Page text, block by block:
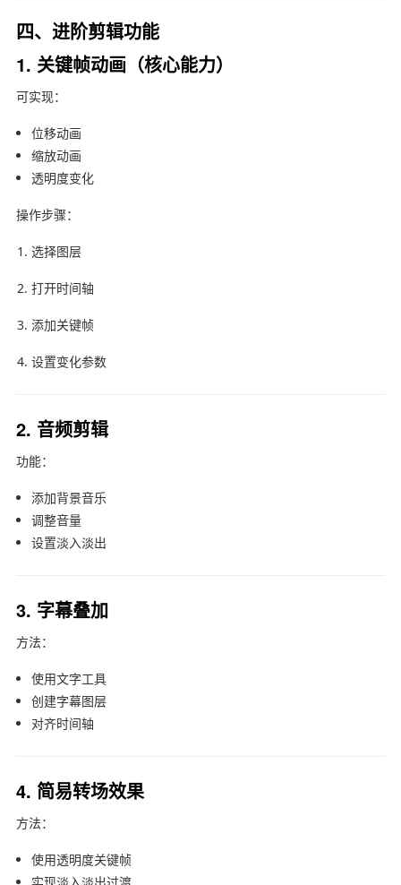
四、进阶剪辑功能
1. 关键帧动画（核心能力）
可实现：
位移动画
缩放动画
透明度变化
操作步骤：
选择图层
打开时间轴
添加关键帧
设置变化参数
2. 音频剪辑
功能：
添加背景音乐
调整音量
设置淡入淡出
3. 字幕叠加
方法：
使用文字工具
创建字幕图层
对齐时间轴
4. 简易转场效果
方法：
使用透明度关键帧